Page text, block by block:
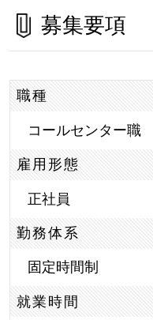
募集要項
職種
コールセンター職
雇用形態
正社員
勤務体系
固定時間制
就業時間